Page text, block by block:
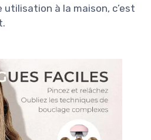
utilisation à la maison, c’est